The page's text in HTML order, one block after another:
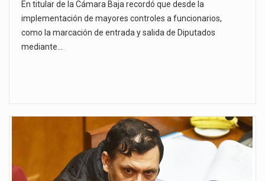
En titular de la Cámara Baja recordó que desde la
implementación de mayores controles a funcionarios,
como la marcación de entrada y salida de Diputados
mediante…